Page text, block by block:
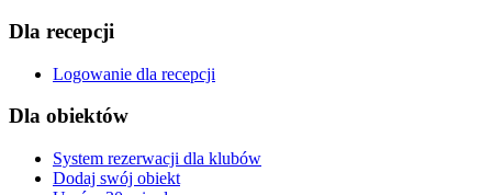
Dla recepcji
Logowanie dla recepcji
Dla obiektów
System rezerwacji dla klubów
Dodaj swój obiekt